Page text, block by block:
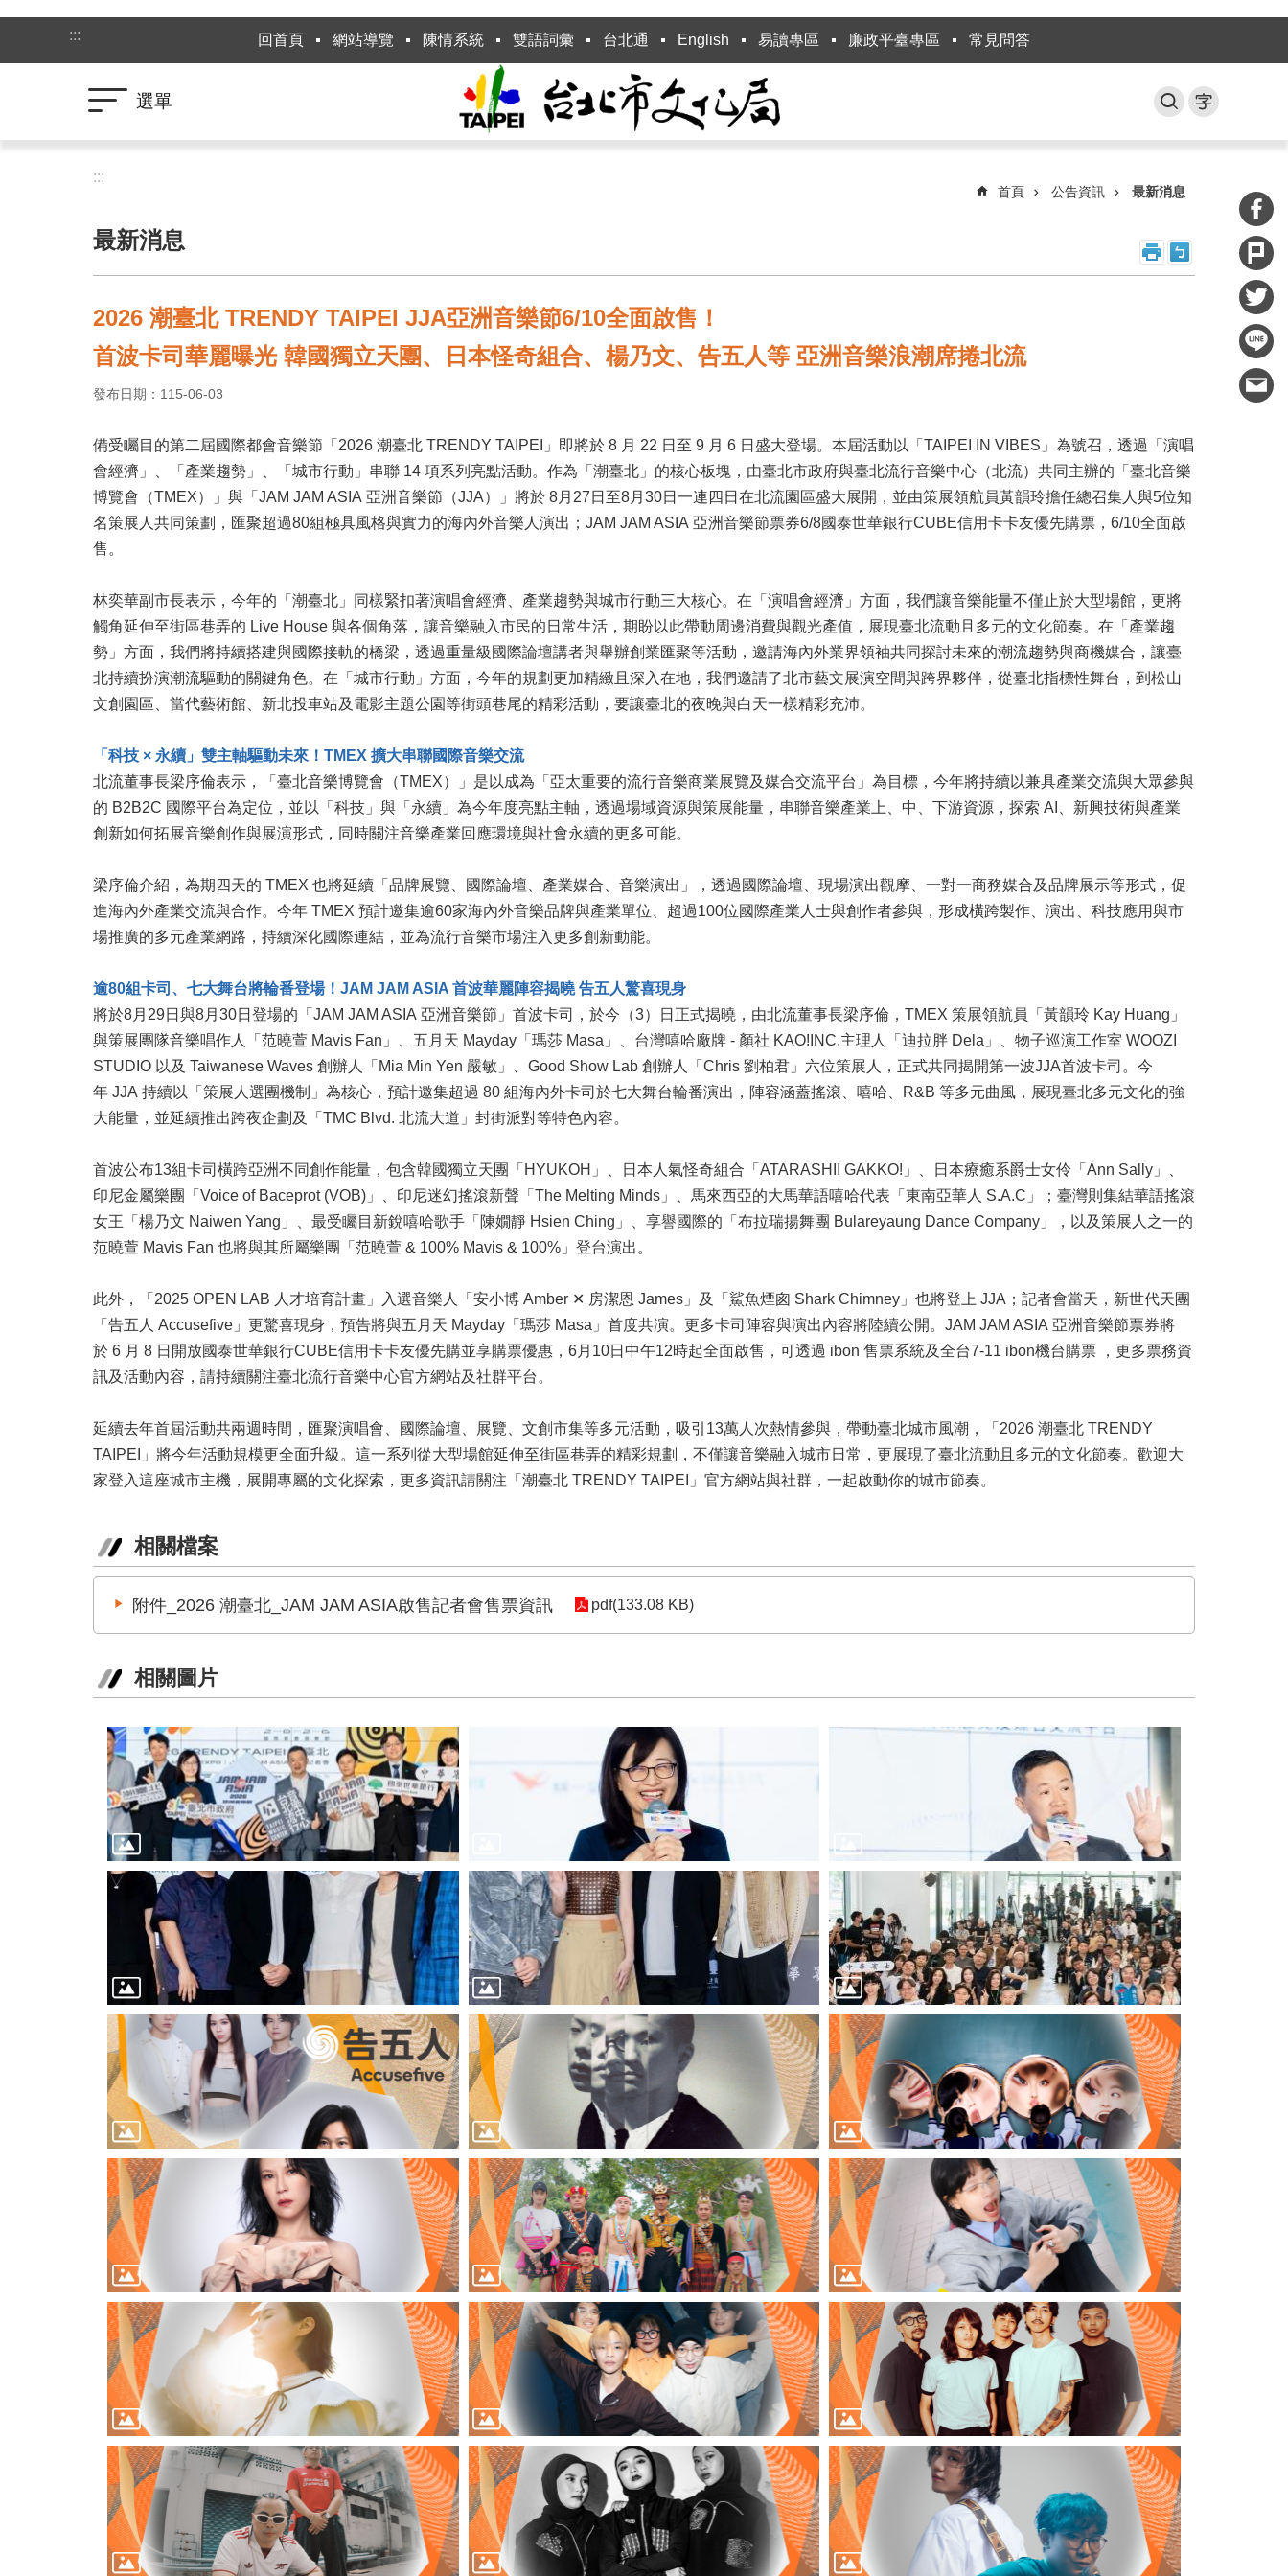
跳到主要內容區塊
:::
回首頁 網站導覽 陳情系統 雙語詞彙 台北通 English 易讀專區 廉政平臺專區 常見問答
選單
:::
首頁 公告資訊 最新消息
最新消息
2026 潮臺北 TRENDY TAIPEI JJA亞洲音樂節6/10全面啟售！
首波卡司華麗曝光 韓國獨立天團、日本怪奇組合、楊乃文、告五人等 亞洲音樂浪潮席捲北流
發布日期：115-06-03
備受矚目的第二屆國際都會音樂節「2026 潮臺北 TRENDY TAIPEI」即將於 8 月 22 日至 9 月 6 日盛大登場。本屆活動以「TAIPEI IN VIBES」為號召，透過「演唱
會經濟」、「產業趨勢」、「城市行動」串聯 14 項系列亮點活動。作為「潮臺北」的核心板塊，由臺北市政府與臺北流行音樂中心（北流）共同主辦的「臺北音樂
博覽會（TMEX）」與「JAM JAM ASIA 亞洲音樂節（JJA）」將於 8月27日至8月30日一連四日在北流園區盛大展開，並由策展領航員黃韻玲擔任總召集人與5位知
名策展人共同策劃，匯聚超過80組極具風格與實力的海內外音樂人演出；JAM JAM ASIA 亞洲音樂節票券6/8國泰世華銀行CUBE信用卡卡友優先購票，6/10全面啟
售。
林奕華副市長表示，今年的「潮臺北」同樣緊扣著演唱會經濟、產業趨勢與城市行動三大核心。在「演唱會經濟」方面，我們讓音樂能量不僅止於大型場館，更將
觸角延伸至街區巷弄的 Live House 與各個角落，讓音樂融入市民的日常生活，期盼以此帶動周邊消費與觀光產值，展現臺北流動且多元的文化節奏。在「產業趨
勢」方面，我們將持續搭建與國際接軌的橋梁，透過重量級國際論壇講者與舉辦創業匯聚等活動，邀請海內外業界領袖共同探討未來的潮流趨勢與商機媒合，讓臺
北持續扮演潮流驅動的關鍵角色。在「城市行動」方面，今年的規劃更加精緻且深入在地，我們邀請了北市藝文展演空間與跨界夥伴，從臺北指標性舞台，到松山
文創園區、當代藝術館、新北投車站及電影主題公園等街頭巷尾的精彩活動，要讓臺北的夜晚與白天一樣精彩充沛。
「科技 × 永續」雙主軸驅動未來！TMEX 擴大串聯國際音樂交流
北流董事長梁序倫表示，「臺北音樂博覽會（TMEX）」是以成為「亞太重要的流行音樂商業展覽及媒合交流平台」為目標，今年將持續以兼具產業交流與大眾參與
的 B2B2C 國際平台為定位，並以「科技」與「永續」為今年度亮點主軸，透過場域資源與策展能量，串聯音樂產業上、中、下游資源，探索 AI、新興技術與產業
創新如何拓展音樂創作與展演形式，同時關注音樂產業回應環境與社會永續的更多可能。
梁序倫介紹，為期四天的 TMEX 也將延續「品牌展覽、國際論壇、產業媒合、音樂演出」，透過國際論壇、現場演出觀摩、一對一商務媒合及品牌展示等形式，促
進海內外產業交流與合作。今年 TMEX 預計邀集逾60家海內外音樂品牌與產業單位、超過100位國際產業人士與創作者參與，形成橫跨製作、演出、科技應用與市
場推廣的多元產業網路，持續深化國際連結，並為流行音樂市場注入更多創新動能。
逾80組卡司、七大舞台將輪番登場！JAM JAM ASIA 首波華麗陣容揭曉 告五人驚喜現身
將於8月29日與8月30日登場的「JAM JAM ASIA 亞洲音樂節」首波卡司，於今（3）日正式揭曉，由北流董事長梁序倫，TMEX 策展領航員「黃韻玲 Kay Huang」
與策展團隊音樂唱作人「范曉萱 Mavis Fan」、五月天 Mayday「瑪莎 Masa」、台灣嘻哈廠牌 - 顏社 KAO!INC.主理人「迪拉胖 Dela」、物子巡演工作室 WOOZI
STUDIO 以及 Taiwanese Waves 創辦人「Mia Min Yen 嚴敏」、Good Show Lab 創辦人「Chris 劉柏君」六位策展人，正式共同揭開第一波JJA首波卡司。今
年 JJA 持續以「策展人選團機制」為核心，預計邀集超過 80 組海內外卡司於七大舞台輪番演出，陣容涵蓋搖滾、嘻哈、R&B 等多元曲風，展現臺北多元文化的強
大能量，並延續推出跨夜企劃及「TMC Blvd. 北流大道」封街派對等特色內容。
首波公布13組卡司橫跨亞洲不同創作能量，包含韓國獨立天團「HYUKOH」、日本人氣怪奇組合「ATARASHII GAKKO!」、日本療癒系爵士女伶「Ann Sally」、
印尼金屬樂團「Voice of Baceprot (VOB)」、印尼迷幻搖滾新聲「The Melting Minds」、馬來西亞的大馬華語嘻哈代表「東南亞華人 S.A.C」；臺灣則集結華語搖滾
女王「楊乃文 Naiwen Yang」、最受矚目新銳嘻哈歌手「陳嫺靜 Hsien Ching」、享譽國際的「布拉瑞揚舞團 Bulareyaung Dance Company」，以及策展人之一的
范曉萱 Mavis Fan 也將與其所屬樂團「范曉萱 & 100% Mavis & 100%」登台演出。
此外，「2025 OPEN LAB 人才培育計畫」入選音樂人「安小博 Amber ✕ 房潔恩 James」及「鯊魚煙囪 Shark Chimney」也將登上 JJA；記者會當天，新世代天團
「告五人 Accusefive」更驚喜現身，預告將與五月天 Mayday「瑪莎 Masa」首度共演。更多卡司陣容與演出內容將陸續公開。JAM JAM ASIA 亞洲音樂節票券將
於 6 月 8 日開放國泰世華銀行CUBE信用卡卡友優先購並享購票優惠，6月10日中午12時起全面啟售，可透過 ibon 售票系統及全台7-11 ibon機台購票 ，更多票務資
訊及活動內容，請持續關注臺北流行音樂中心官方網站及社群平台。
延續去年首屆活動共兩週時間，匯聚演唱會、國際論壇、展覽、文創市集等多元活動，吸引13萬人次熱情參與，帶動臺北城市風潮，「2026 潮臺北 TRENDY
TAIPEI」將今年活動規模更全面升級。這一系列從大型場館延伸至街區巷弄的精彩規劃，不僅讓音樂融入城市日常，更展現了臺北流動且多元的文化節奏。歡迎大
家登入這座城市主機，展開專屬的文化探索，更多資訊請關注「潮臺北 TRENDY TAIPEI」官方網站與社群，一起啟動你的城市節奏。
相關檔案
附件_2026 潮臺北_JAM JAM ASIA啟售記者會售票資訊 pdf(133.08 KB)
相關圖片